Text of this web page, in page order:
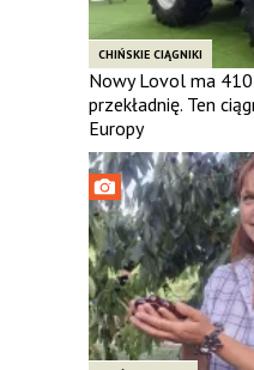
CHIŃSKIE CIĄGNIKI
Nowy Lovol ma
przekładnię. Ten
Europy